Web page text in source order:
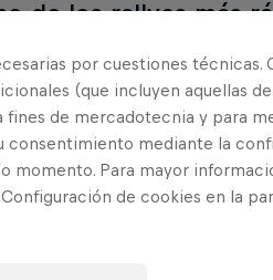
de los rallyes más
el año
tan
por cuestiones técnicas.
(que incluyen aquellas de
de mercadotecnia y para
consentimiento mediante la
momento. Para mayor
de cookies en la